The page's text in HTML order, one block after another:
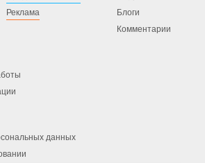
Реклама
Блоги
Комментарии
данных